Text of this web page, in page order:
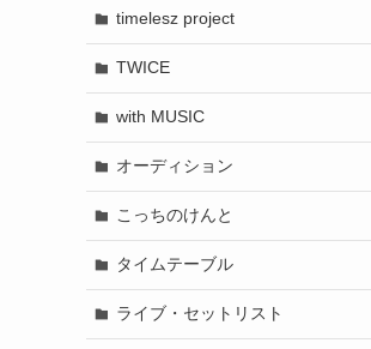
timelesz project
TWICE
with MUSIC
オーディション
こっちのけんと
タイムテーブル
ライブ・セットリスト